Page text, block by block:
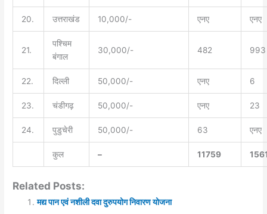
20. उत्तराखंड 10,000/- एनए एनए
21.
पश्चिम
बंगाल
30,000/- 482 993
22. दिल्ली 50,000/- एनए 6
23. चंडीगढ़ 50,000/- एनए 23
24. पुडुचेरी 50,000/- 63 एनए
कुल – 11759
Related Posts:
मद्य पान एवं नशीली दवा दुरुपयोग निवारण योजना